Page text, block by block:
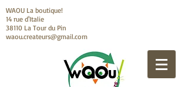
WAOU La boutique!
14 rue d'Italie
38110 La Tour du Pin
waou.createurs@gmail.com